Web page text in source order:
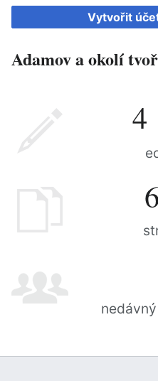
Vytvořit
Adamov a okolí
4